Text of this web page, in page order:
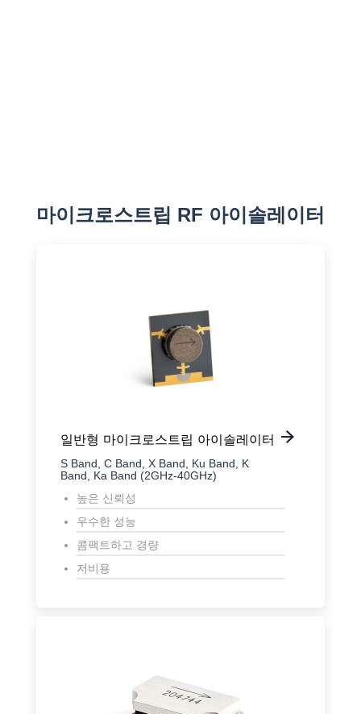
마이크로스트립 RF 아이솔레이터
일반형 마이크로스트립 아이솔레이터
S Band, C Band, X Band, Ku Band, K
Band, Ka Band (2GHz-40GHz)
높은 신뢰성
우수한 성능
콤팩트하고 경량
저비용